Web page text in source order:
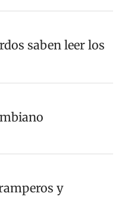
saben leer los
y